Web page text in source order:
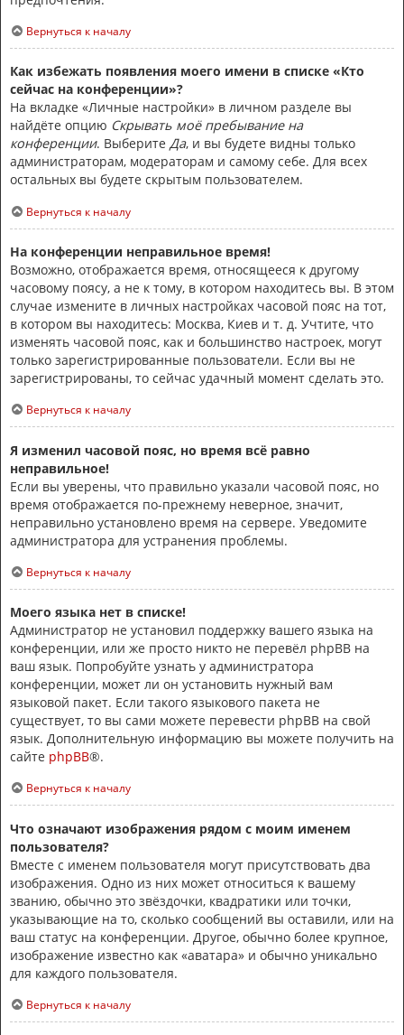
Вернуться к началу
Как избежать появления моего имени в списке «Кто
сейчас на конференции»?
На вкладке «Личные настройки» в личном разделе вы
найдёте опцию Скрывать моё пребывание на
конференции. Выберите Да, и вы будете видны только
администраторам, модераторам и самому себе. Для всех
остальных вы будете скрытым пользователем.
Вернуться к началу
На конференции неправильное время!
Возможно, отображается время, относящееся к другому
часовому поясу, а не к тому, в котором находитесь вы. В этом
случае измените в личных настройках часовой пояс на тот,
в котором вы находитесь: Москва, Киев и т. д. Учтите, что
изменять часовой пояс, как и большинство настроек, могут
только зарегистрированные пользователи. Если вы не
зарегистрированы, то сейчас удачный момент сделать это.
Вернуться к началу
Я изменил часовой пояс, но время всё равно
неправильное!
Если вы уверены, что правильно указали часовой пояс, но
время отображается по-прежнему неверное, значит,
неправильно установлено время на сервере. Уведомите
администратора для устранения проблемы.
Вернуться к началу
Моего языка нет в списке!
Администратор не установил поддержку вашего языка на
конференции, или же просто никто не перевёл phpBB на
ваш язык. Попробуйте узнать у администратора
конференции, может ли он установить нужный вам
языковой пакет. Если такого языкового пакета не
существует, то вы сами можете перевести phpBB на свой
язык. Дополнительную информацию вы можете получить на
сайте phpBB®.
Вернуться к началу
Что означают изображения рядом с моим именем
пользователя?
Вместе с именем пользователя могут присутствовать два
изображения. Одно из них может относиться к вашему
званию, обычно это звёздочки, квадратики или точки,
указывающие на то, сколько сообщений вы оставили, или на
ваш статус на конференции. Другое, обычно более крупное,
изображение известно как «аватара» и обычно уникально
для каждого пользователя.
Вернуться к началу